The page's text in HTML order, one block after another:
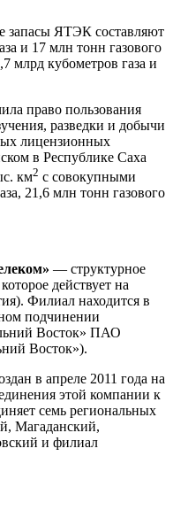
запасы ЯТЭК составляют
и 17 млн тонн газового
млрд кубометров газа и
право пользования
разведки и добычи
лицензионных
в Республике Саха
км2 с совокупными
21,6 млн тонн газового
— структурное
действует на
Филиал находится в
подчинении
Восток» ПАО
Восток»).
в апреле 2011 года на
этой компании к
семь региональных
Магаданский,
и филиал